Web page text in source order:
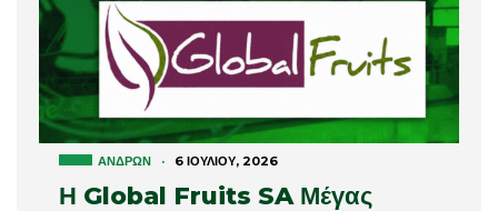
ΑΝΔΡΏΝ · 6 ΙΟΥΛΊΟΥ, 2026
Η Global Fruits SA Μέγας